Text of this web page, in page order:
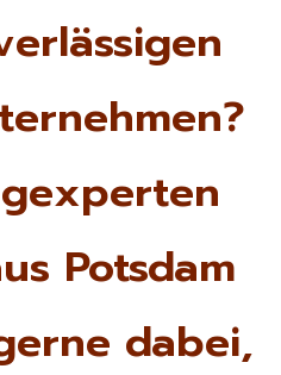
Potsdam
dabei,